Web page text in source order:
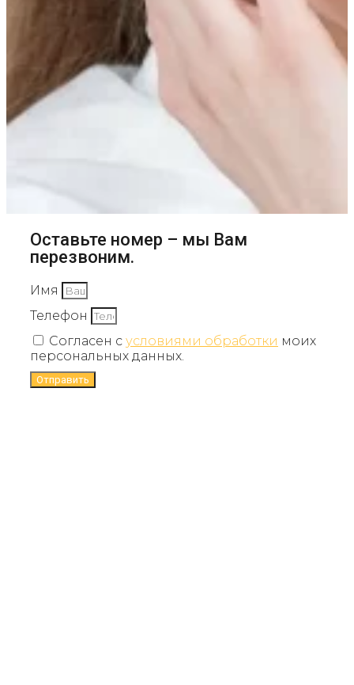
Оставьте номер – мы Вам
перезвоним.
Имя
Телефон
Согласен с условиями обработки моих
персональных данных.
Отправить